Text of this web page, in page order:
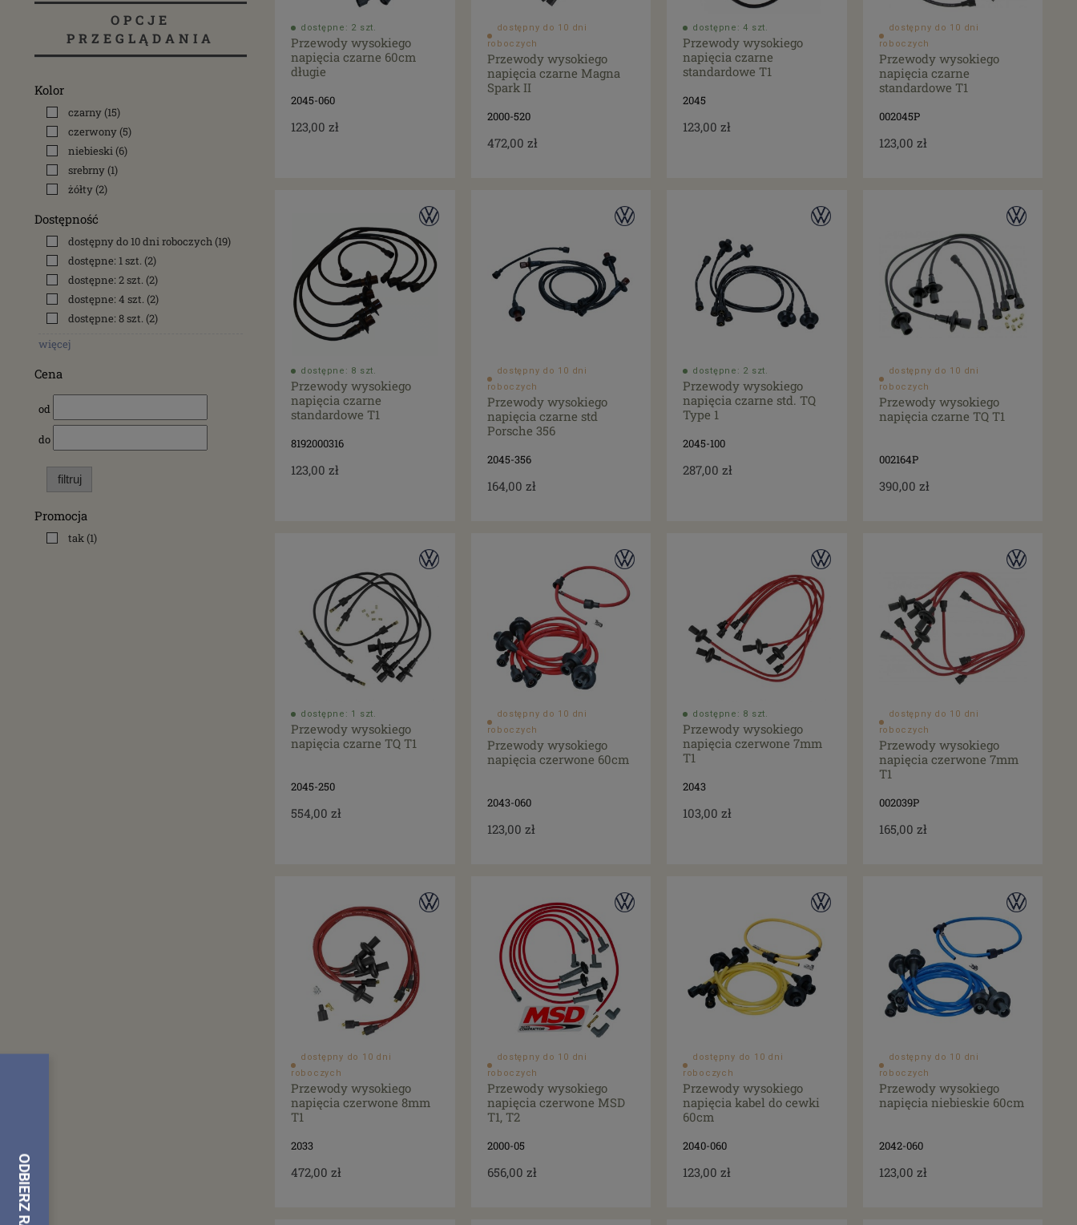
OPCJE
PRZEGLĄDANIA
Kolor
czarny(15)
czerwony(5)
niebieski(6)
srebrny(1)
żółty(2)
Dostępność
dostępny do 10 dni roboczych(19)
dostępne: 1 szt. (2)
dostępne: 2 szt. (2)
dostępne: 4 szt. (2)
dostępne: 8 szt. (2)
więcej
Cena
od
do
filtruj
Promocja
tak(1)
dostępne: 2 szt.
Przewody wysokiego
napięcia czarne 60cm
długie
2045-060
123,00 zł
dostępny do 10 dni
roboczych
Przewody wysokiego
napięcia czarne Magna
Spark II
2000-520
472,00 zł
dostępne: 4 szt.
Przewody wysokiego
napięcia czarne
standardowe T1
2045
123,00 zł
dostępny do 10 dni
roboczych
Przewody wysokiego
napięcia czarne
standardowe T1
002045P
123,00 zł
dostępne: 8 szt.
Przewody wysokiego
napięcia czarne
standardowe T1
8192000316
123,00 zł
dostępny do 10 dni
roboczych
Przewody wysokiego
napięcia czarne std
Porsche 356
2045-356
164,00 zł
dostępne: 2 szt.
Przewody wysokiego
napięcia czarne std. TQ
Type 1
2045-100
287,00 zł
dostępny do 10 dni
roboczych
Przewody wysokiego
napięcia czarne TQ T1
002164P
390,00 zł
dostępne: 1 szt.
Przewody wysokiego
napięcia czarne TQ T1
2045-250
554,00 zł
dostępny do 10 dni
roboczych
Przewody wysokiego
napięcia czerwone 60cm
2043-060
123,00 zł
dostępne: 8 szt.
Przewody wysokiego
napięcia czerwone 7mm
T1
2043
103,00 zł
dostępny do 10 dni
roboczych
Przewody wysokiego
napięcia czerwone 7mm
T1
002039P
165,00 zł
dostępny do 10 dni
roboczych
Przewody wysokiego
napięcia czerwone 8mm
T1
2033
472,00 zł
dostępny do 10 dni
roboczych
Przewody wysokiego
napięcia czerwone MSD
T1, T2
2000-05
656,00 zł
dostępny do 10 dni
roboczych
Przewody wysokiego
napięcia kabel do cewki
60cm
2040-060
123,00 zł
dostępny do 10 dni
roboczych
Przewody wysokiego
napięcia niebieskie 60cm
2042-060
123,00 zł